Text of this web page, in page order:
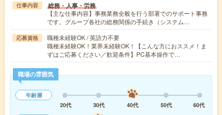
仕事内容 総務・人事・労務
【主な仕事内容】事務業務全般を行う部署でのサポート事務
です。グループ各社の総務関係の手続き（システム…
応募資格
職種未経験OK / 英語力不要
職種未経験OK！業界未経験OK！【こんな方におススメ！ま
ずはご応募ください／歓迎条件】PC基本操作で…
職場の雰囲気
年齢層
20代
30代 40代 50代
60代